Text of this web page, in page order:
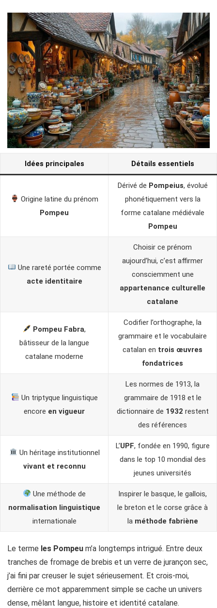
Idées principales Détails essentiels
Origine latine du prénom
Pompeu
Dérivé de Pompeius, évolué
phonétiquement vers la
forme catalane médiévale
Pompeu
Une rareté portée comme
acte identitaire
Choisir ce prénom
aujourd’hui, c’est affirmer
consciemment une
appartenance culturelle
catalane
Pompeu Fabra,
bâtisseur de la langue
catalane moderne
Codifier l’orthographe, la
grammaire et le vocabulaire
catalan en trois œuvres
fondatrices
Un triptyque linguistique
encore en vigueur
Les normes de 1913, la
grammaire de 1918 et le
dictionnaire de 1932 restent
des références
Un héritage institutionnel
vivant et reconnu
L’UPF, fondée en 1990, figure
dans le top 10 mondial des
jeunes universités
Une méthode de
normalisation linguistique
internationale
Inspirer le basque, le gallois,
le breton et le corse grâce à
la méthode fabriène
Le terme les Pompeu m’a longtemps intrigué. Entre deux
tranches de fromage de brebis et un verre de jurançon sec,
j’ai fini par creuser le sujet sérieusement. Et crois-moi,
derrière ce mot apparemment simple se cache un univers
dense, mêlant langue, histoire et identité catalane.